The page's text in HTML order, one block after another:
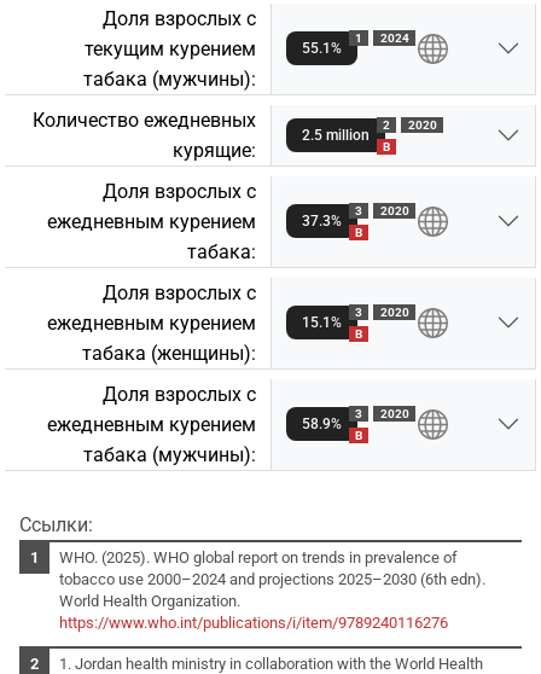
Доля взрослых с
текущим курением
табакa (мужчины):
55.1%
1 2024
Количество ежедневных
курящие:
2.5 million
2
B
2020
Доля взрослых с
ежедневным курением
табакa:
37.3%
3
B
2020
Доля взрослых с
ежедневным курением
табакa (женщины):
15.1%
3
B
2020
Доля взрослых с
ежедневным курением
табакa (мужчины):
58.9%
3
B
2020
Ссылки:
WHO. (2025). WHO global report on trends in prevalence of
tobacco use 2000–2024 and projections 2025–2030 (6th edn).
World Health Organization.
https://www.who.int/publications/i/item/9789240116276
1. Jordan health ministry in collaboration with the World Health